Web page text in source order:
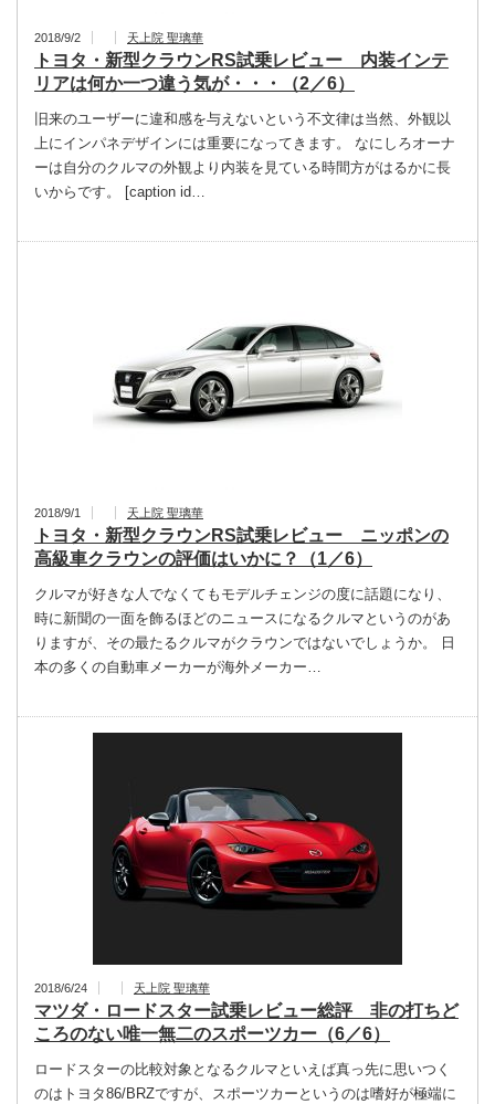
2018/9/2 天上院 聖璃華
トヨタ・新型クラウンRS試乗レビュー 内装インテ
リアは何か一つ違う気が・・・（2／6）
旧来のユーザーに違和感を与えないという不文律は当然、外観以
上にインパネデザインには重要になってきます。 なにしろオーナ
ーは自分のクルマの外観より内装を見ている時間方がはるかに長
いからです。 [caption id…
2018/9/1 天上院 聖璃華
トヨタ・新型クラウンRS試乗レビュー ニッポンの
高級車クラウンの評価はいかに？（1／6）
クルマが好きな人でなくてもモデルチェンジの度に話題になり、
時に新聞の一面を飾るほどのニュースになるクルマというのがあ
りますが、その最たるクルマがクラウンではないでしょうか。 日
本の多くの自動車メーカーが海外メーカー…
2018/6/24 天上院 聖璃華
マツダ・ロードスター試乗レビュー総評 非の打ちど
ころのない唯一無二のスポーツカー（6／6）
ロードスターの比較対象となるクルマといえば真っ先に思いつく
のはトヨタ86/BRZですが、スポーツカーというのは嗜好が極端に